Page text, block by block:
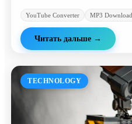
YouTube Converter MP3 Download
Читать дальше →
TECHNOLOGY